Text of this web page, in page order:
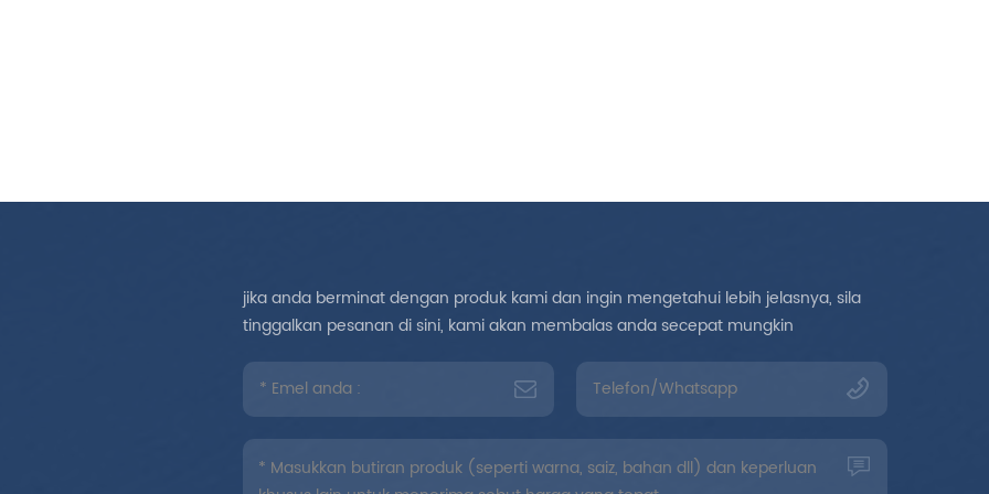
jika anda berminat dengan produk kami dan ingin mengetahui lebih jelasnya, sila
tinggalkan pesanan di sini, kami akan membalas anda secepat mungkin